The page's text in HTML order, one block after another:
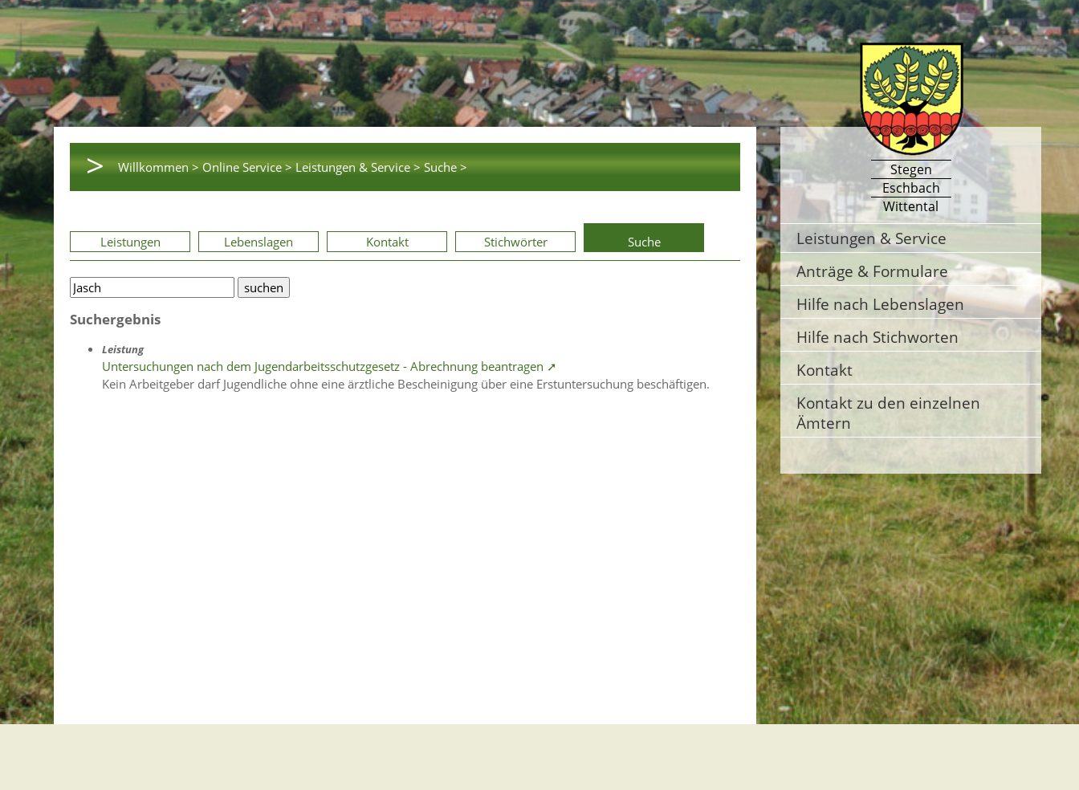
> Willkommen > Online Service > Leistungen & Service > Suche >
Leistungen Lebenslagen Kontakt Stichwörter Suche
Suchergebnis
Leistung
Untersuchungen nach dem Jugendarbeitsschutzgesetz - Abrechnung beantragen ➚
Kein Arbeitgeber darf Jugendliche ohne eine ärztliche Bescheinigung über eine Erstuntersuchung beschäftigen.
Stegen
Eschbach
Wittental
Leistungen & Service
Anträge & Formulare
Hilfe nach Lebenslagen
Hilfe nach Stichworten
Kontakt
Kontakt zu den einzelnen
Ämtern